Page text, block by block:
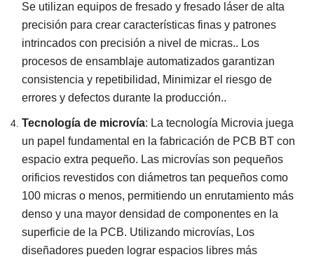
Se utilizan equipos de fresado y fresado láser de alta
precisión para crear características finas y patrones
intrincados con precisión a nivel de micras.. Los
procesos de ensamblaje automatizados garantizan
consistencia y repetibilidad, Minimizar el riesgo de
errores y defectos durante la producción..
Tecnología de microvía: La tecnología Microvia juega
un papel fundamental en la fabricación de PCB BT con
espacio extra pequeño. Las microvías son pequeños
orificios revestidos con diámetros tan pequeños como
100 micras o menos, permitiendo un enrutamiento más
denso y una mayor densidad de componentes en la
superficie de la PCB. Utilizando microvías, Los
diseñadores pueden lograr espacios libres más